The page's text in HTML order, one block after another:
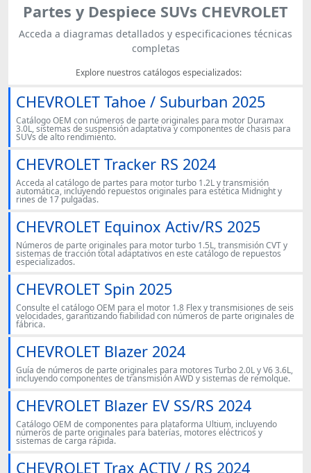
Partes y Despiece SUVs CHEVROLET
Acceda a diagramas detallados y especificaciones técnicas
completas
Explore nuestros catálogos especializados:
CHEVROLET Tahoe / Suburban 2025
Catálogo OEM con números de parte originales para motor Duramax
3.0L, sistemas de suspensión adaptativa y componentes de chasis para
SUVs de alto rendimiento.
CHEVROLET Tracker RS 2024
Acceda al catálogo de partes para motor turbo 1.2L y transmisión
automática, incluyendo repuestos originales para estética Midnight y
rines de 17 pulgadas.
CHEVROLET Equinox Activ/RS 2025
Números de parte originales para motor turbo 1.5L, transmisión CVT y
sistemas de tracción total adaptativos en este catálogo de repuestos
especializados.
CHEVROLET Spin 2025
Consulte el catálogo OEM para el motor 1.8 Flex y transmisiones de seis
velocidades, garantizando fiabilidad con números de parte originales de
fábrica.
CHEVROLET Blazer 2024
Guía de números de parte originales para motores Turbo 2.0L y V6 3.6L,
incluyendo componentes de transmisión AWD y sistemas de remolque.
CHEVROLET Blazer EV SS/RS 2024
Catálogo OEM de componentes para plataforma Ultium, incluyendo
números de parte originales para baterías, motores eléctricos y
sistemas de carga rápida.
CHEVROLET Trax ACTIV / RS 2024